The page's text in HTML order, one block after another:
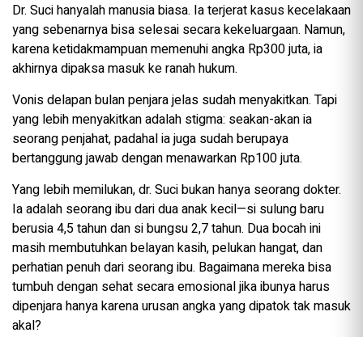
Dr. Suci hanyalah manusia biasa. Ia terjerat kasus kecelakaan
yang sebenarnya bisa selesai secara kekeluargaan. Namun,
karena ketidakmampuan memenuhi angka Rp300 juta, ia
akhirnya dipaksa masuk ke ranah hukum.
Vonis delapan bulan penjara jelas sudah menyakitkan. Tapi
yang lebih menyakitkan adalah stigma: seakan-akan ia
seorang penjahat, padahal ia juga sudah berupaya
bertanggung jawab dengan menawarkan Rp100 juta.
Yang lebih memilukan, dr. Suci bukan hanya seorang dokter.
Ia adalah seorang ibu dari dua anak kecil—si sulung baru
berusia 4,5 tahun dan si bungsu 2,7 tahun. Dua bocah ini
masih membutuhkan belayan kasih, pelukan hangat, dan
perhatian penuh dari seorang ibu. Bagaimana mereka bisa
tumbuh dengan sehat secara emosional jika ibunya harus
dipenjara hanya karena urusan angka yang dipatok tak masuk
akal?